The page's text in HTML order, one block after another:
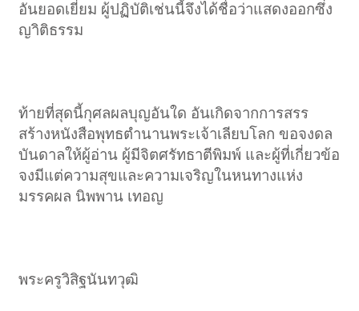
อันยอดเยี่ยม ผู้ปฏิบัติเช่นนี้จึงได้ชื่อว่าแสดงออกซึ่ง
ญาิติธรรม​
ท้ายที่สุดนี้กุศลผลบุญอันใด อันเกิดจากการสรร
สร้างหนังสือพุทธตำนานพระเจ้าเลียบโลก ขอจงดล
บันดาลให้ผู้อ่าน ผู้มีจิตศรัทธาตีพิมพ์ และผู้ที่เกี่ยวข้อ
จงมีแต่ความสุขและความเจริญในหนทางแห่ง
มรรคผล นิพพาน เทอญ​
พระครูวิสิฐนันทวุฒิ